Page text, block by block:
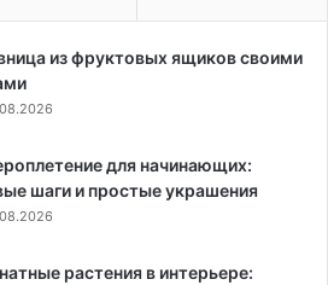
из фруктовых ящиков своими
для начинающих:
шаги и простые украшения
растения в интерьере: